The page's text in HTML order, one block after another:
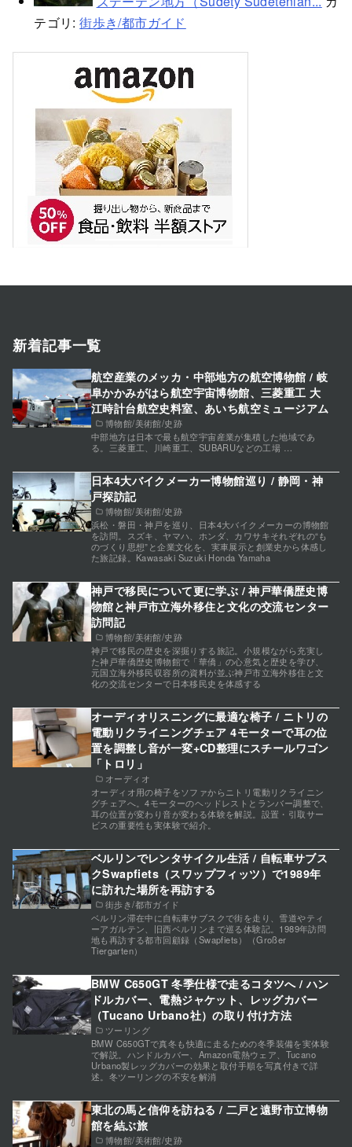
テゴリ:街歩き/都市ガイド
新着記事一覧
博物館/美術館/史跡
航空産業のメッカ・中部地方の航空博物館 / 岐
阜かかみがはら航空宇宙博物館、三菱重工 大
江時計台航空史料室、あいち航空ミュージアム
中部地方は日本で最も航空宇宙産業が集積した地域であ
る。三菱重工、川崎重工、SUBARUなどの工場 …
博物館/美術館/史跡
日本4大バイクメーカー博物館巡り / 静岡・神
戸探訪記
浜松・磐田・神戸を巡り、日本4大バイクメーカーの博物館
を訪問。スズキ、ヤマハ、ホンダ、カワサキそれぞれの“も
のづくり思想”と企業文化を、実車展示と創業史から体感し
た旅記録。Kawasaki Suzuki Honda Yamaha
博物館/美術館/史跡
神戸で移民について更に学ぶ / 神戸華僑歴史博
物館と神戸市立海外移住と文化の交流センター
訪問記
神戸で移民の歴史を深掘りする旅記。小規模ながら充実し
た神戸華僑歴史博物館で「華僑」の心意気と歴史を学び、
元国立海外移民収容所の資料が並ぶ神戸市立海外移住と文
化の交流センターで日本移民史を体感する
オーディオ
オーディオリスニングに最適な椅子 / ニトリの
電動リクライニングチェア 4モーターで耳の位
置を調整し音が一変+CD整理にスチールワゴン
「トロリ」
オーディオ用の椅子をソファからニトリ電動リクライニン
グチェアへ。4モーターのヘッドレストとランバー調整で、
耳の位置が変わり音が変わる体験を解説。設置・引取サー
ビスの重要性も実体験で紹介。
街歩き/都市ガイド
ベルリンでレンタサイクル生活 / 自転車サブス
クSwapfiets（スワップフィッツ）で1989年
に訪れた場所を再訪する
ベルリン滞在中に自転車サブスクで街を走り、雪道やティ
ーアガルテン、旧西ベルリンまで巡る体験記。1989年訪問
地も再訪する都市回顧録（Swapfiets）（Großer
Tiergarten）
ツーリング
BMW C650GT 冬季仕様で走るコタツへ / ハン
ドルカバー、電熱ジャケット、レッグカバー
（Tucano Urbano社）の取り付け方法
BMW C650GTで真冬も快適に走るための冬季装備を実体験
で解説。ハンドルカバー、Amazon電熱ウェア、Tucano
Urbano製レッグカバーの効果と取付手順を写真付きで詳
述。冬ツーリングの不安を解消
博物館/美術館/史跡
東北の馬と信仰を訪ねる / 二戸と遠野市立博物
館を結ぶ旅